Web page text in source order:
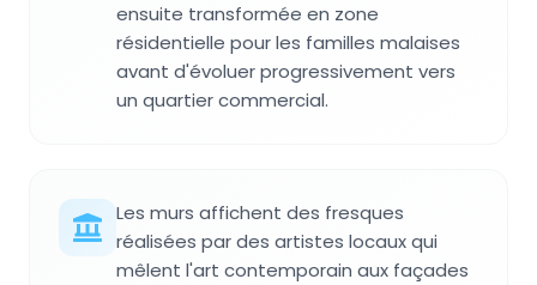
ensuite transformée en zone
résidentielle pour les familles malaises
avant d'évoluer progressivement vers
un quartier commercial.
Les murs affichent des fresques
réalisées par des artistes locaux qui
mêlent l'art contemporain aux façades